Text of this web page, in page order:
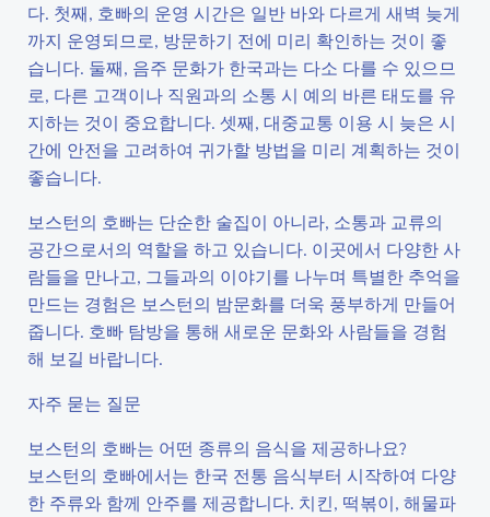
다. 첫째, 호빠의 운영 시간은 일반 바와 다르게 새벽 늦게
까지 운영되므로, 방문하기 전에 미리 확인하는 것이 좋
습니다. 둘째, 음주 문화가 한국과는 다소 다를 수 있으므
로, 다른 고객이나 직원과의 소통 시 예의 바른 태도를 유
지하는 것이 중요합니다. 셋째, 대중교통 이용 시 늦은 시
간에 안전을 고려하여 귀가할 방법을 미리 계획하는 것이
좋습니다.
보스턴의 호빠는 단순한 술집이 아니라, 소통과 교류의
공간으로서의 역할을 하고 있습니다. 이곳에서 다양한 사
람들을 만나고, 그들과의 이야기를 나누며 특별한 추억을
만드는 경험은 보스턴의 밤문화를 더욱 풍부하게 만들어
줍니다. 호빠 탐방을 통해 새로운 문화와 사람들을 경험
해 보길 바랍니다.
자주 묻는 질문
보스턴의 호빠는 어떤 종류의 음식을 제공하나요?
보스턴의 호빠에서는 한국 전통 음식부터 시작하여 다양
한 주류와 함께 안주를 제공합니다. 치킨, 떡볶이, 해물파